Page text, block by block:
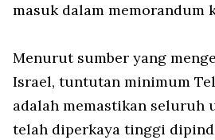
masuk dalam memorandum
Menurut sumber yang
Israel, tuntutan minimum
adalah memastikan seluruh
telah diperkaya tinggi